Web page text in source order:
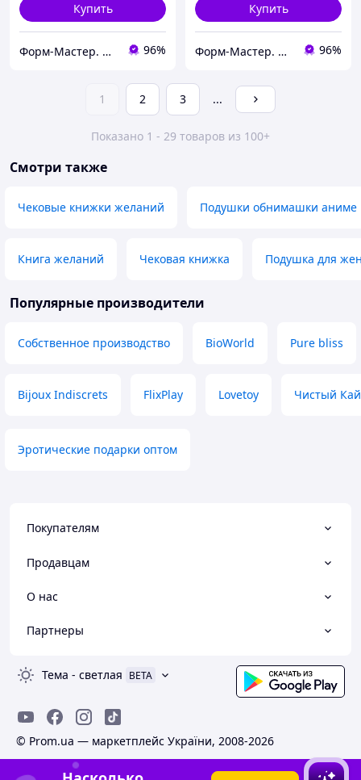
Купить
Форм-Мастер. Магазин форм для декора 96%
Купить
Форм-Мастер. Магазин форм для декора 96%
1 2 3 ...
Показано 1 - 29 товаров из 100+
Смотри также
Чековые книжки желаний Подушки обнимашки аниме
Книга желаний Чековая книжка Подушка для
Популярные производители
Собственное производство BioWorld Pure bliss
Bijoux Indiscrets FlixPlay Lovetoy Чистый
Эротические подарки оптом
Покупателям
Продавцам
О нас
Партнеры
Тема - светлая BETA
© Prom.ua — маркетплейс України, 2008-2026